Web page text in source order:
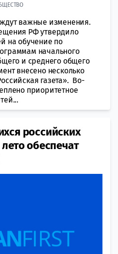
важные изменения.
РФ утвердило
на обучение по
начального
и среднего общего
внесено несколько
газета». Во-
приоритетное
российских
обеспечат